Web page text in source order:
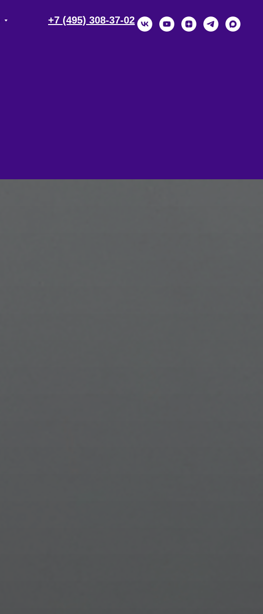
+7 (495) 308-37-02